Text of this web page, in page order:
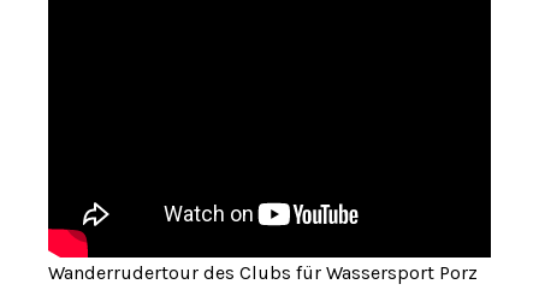
Wanderrudertour des Clubs für Wassersport Porz